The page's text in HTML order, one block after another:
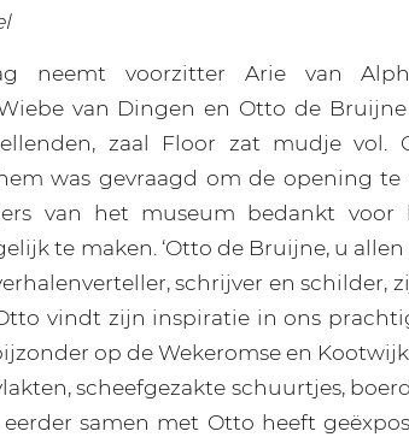
neemt voorzitter Arie van
van Dingen en Otto de
zaal Floor zat mudje vol.
was gevraagd om de opening
van het museum bedankt
te maken. ‘Otto de Bruijne, u
schrijver en schilder,
vindt zijn inspiratie in ons
op de Wekeromse en
scheefgezakte schuurtjes,
samen met Otto heeft